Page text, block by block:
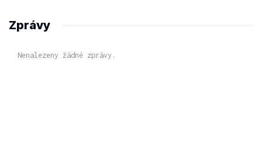
Zprávy
Nenalezeny žádné zprávy.